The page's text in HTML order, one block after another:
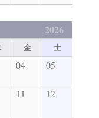
2026
金 土
04 05
11 12